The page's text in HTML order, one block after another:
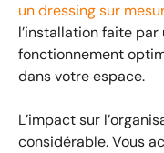
un dressing sur
l’installation faite
fonctionnement
dans votre espace.
L’impact sur
considérable. Vous